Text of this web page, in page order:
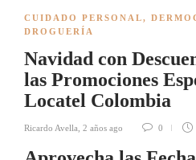
CUIDADO PERSONAL,
DROGUERÍA
Navidad con
las Promociones
Locatel Colombia
Ricardo Avella, 2 años ago 0